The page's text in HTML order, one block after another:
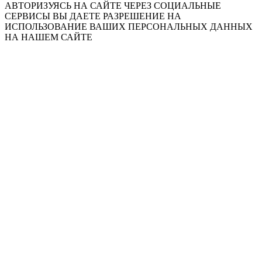
АВТОРИЗУЯСЬ НА САЙТЕ ЧЕРЕЗ СОЦИАЛЬНЫЕ
СЕРВИСЫ ВЫ ДАЕТЕ РАЗРЕШЕНИЕ НА
ИСПОЛЬЗОВАНИЕ ВАШИХ ПЕРСОНАЛЬНЫХ ДАННЫХ
НА НАШЕМ САЙТЕ